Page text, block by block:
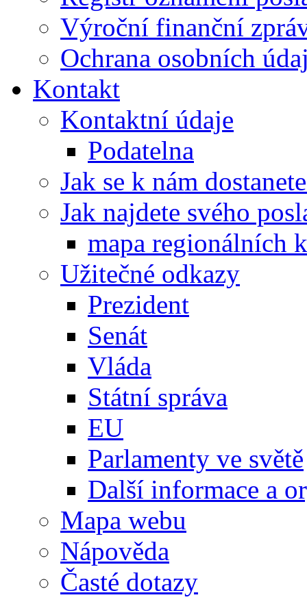
Výroční finanční
Ochrana osobních
Kontakt
Kontaktní údaje
Podatelna
Jak se k nám
Jak najdete svého
mapa regionálních
Užitečné odkazy
Prezident
Senát
Vláda
Státní správa
EU
Parlamenty ve světě
Další informace a
Mapa webu
Nápověda
Časté dotazy